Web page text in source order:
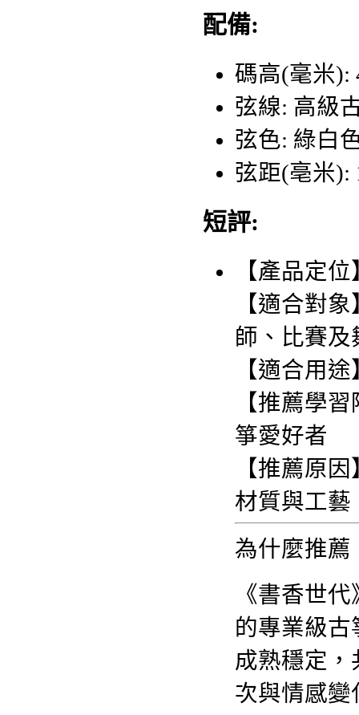
配備:
碼高(毫米):
弦線: 高級
弦色: 綠白
弦距(亳米):
短評:
【產品定
【適合對
師、比賽及
【適合用
【推薦學
箏愛好者
【推薦原
材質與工藝
為什麼推
《書香世
的專業級
成熟穩定
次與情感變